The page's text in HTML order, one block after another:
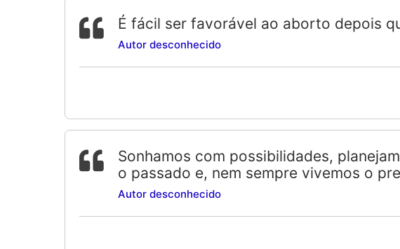
É fácil ser favorável ao aborto depois
Autor desconhecido
Sonhamos com possibilidades,
o passado e, nem sempre vivemos o
Autor desconhecido